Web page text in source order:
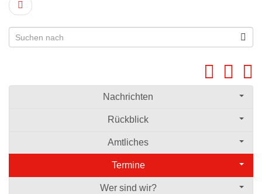
Nachrichten
Rückblick
Amtliches
Termine
Wer sind wir?